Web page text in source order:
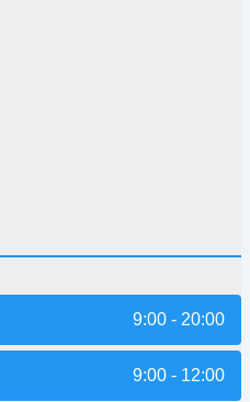
9:00 - 20:00
9:00 - 12:00